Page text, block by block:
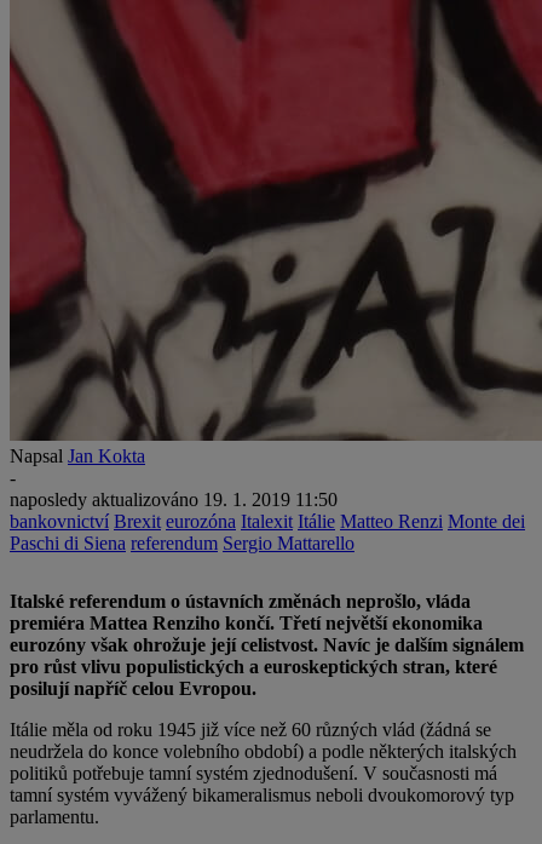
Napsal Jan Kokta
-
naposledy aktualizováno 19. 1. 2019 11:50
bankovnictví Brexit eurozóna Italexit Itálie Matteo Renzi Monte dei
Paschi di Siena referendum Sergio Mattarello
Italské referendum o ústavních změnách neprošlo, vláda
premiéra Mattea Renziho končí. Třetí největší ekonomika
eurozóny však ohrožuje její celistvost. Navíc je dalším signálem
pro růst vlivu populistických a euroskeptických stran, které
posilují napříč celou Evropou.
Itálie měla od roku 1945 již více než 60 různých vlád (žádná se
neudržela do konce volebního období) a podle některých italských
politiků potřebuje tamní systém zjednodušení. V současnosti má
tamní systém vyvážený bikameralismus neboli dvoukomorový typ
parlamentu.